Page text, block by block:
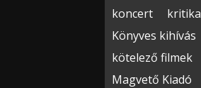
koncert
kritika
Könyves kihívás
kötelező filmek
Magvető Kiadó